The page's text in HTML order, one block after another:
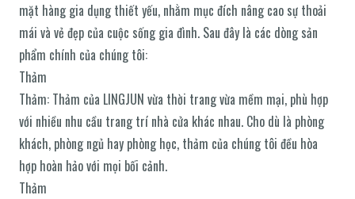
mặt hàng gia dụng thiết yếu, nhằm mục đích nâng cao sự thoải
mái và vẻ đẹp của cuộc sống gia đình. Sau đây là các dòng sản
phẩm chính của chúng tôi:
Thảm
Thảm: Thảm của LINGJUN vừa thời trang vừa mềm mại, phù hợp
với nhiều nhu cầu trang trí nhà cửa khác nhau. Cho dù là phòng
khách, phòng ngủ hay phòng học, thảm của chúng tôi đều hòa
hợp hoàn hảo với mọi bối cảnh.
Thảm